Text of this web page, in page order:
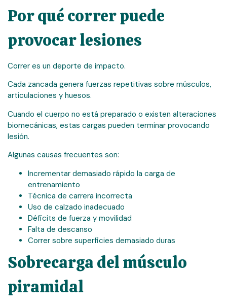
Por qué correr puede
provocar lesiones
Correr es un deporte de impacto.
Cada zancada genera fuerzas repetitivas sobre músculos,
articulaciones y huesos.
Cuando el cuerpo no está preparado o existen alteraciones
biomecánicas, estas cargas pueden terminar provocando
lesión.
Algunas causas frecuentes son:
Incrementar demasiado rápido la carga de
entrenamiento
Técnica de carrera incorrecta
Uso de calzado inadecuado
Déficits de fuerza y movilidad
Falta de descanso
Correr sobre superficies demasiado duras
Sobrecarga del músculo
piramidal